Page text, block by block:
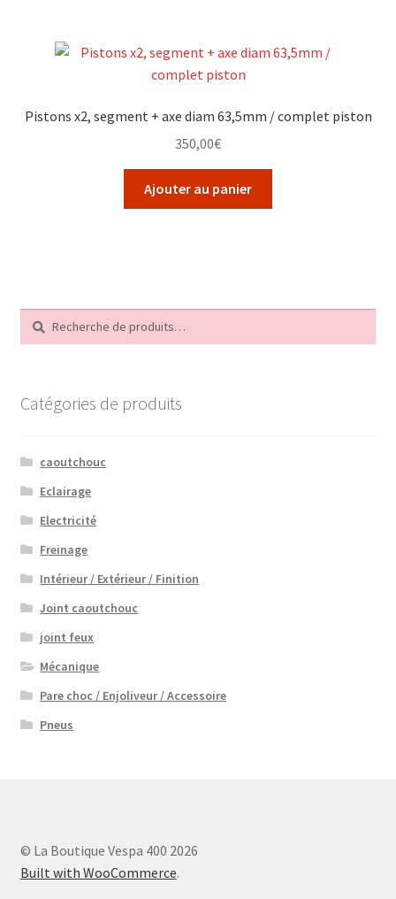
Pistons x2, segment + axe diam 63,5mm / complet piston
350,00€
Ajouter au panier
Recherche
pour :
Recherche
Catégories de produits
caoutchouc
Eclairage
Electricité
Freinage
Intérieur / Extérieur / Finition
Joint caoutchouc
joint feux
Mécanique
Pare choc / Enjoliveur / Accessoire
Pneus
© La Boutique Vespa 400 2026
Built with WooCommerce.